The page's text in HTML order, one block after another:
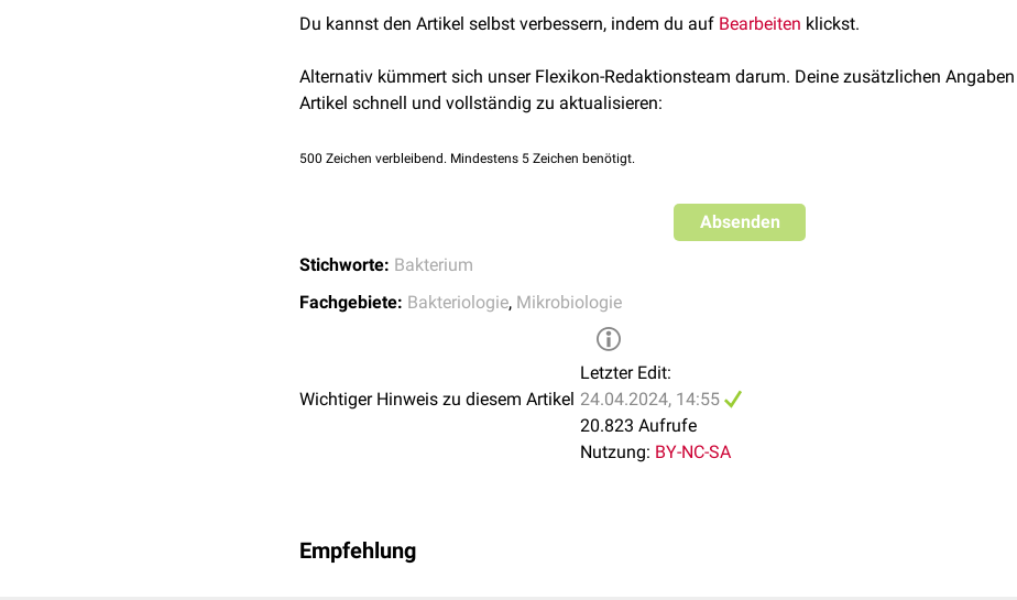
Rasmussen.Aerococci and aerococcal infections . Journal of Infection 66:467-474. 2013
Du kannst den Artikel selbst verbessern, indem du auf Bearbeiten klickst.
Alternativ kümmert sich unser Flexikon-Redaktionsteam darum. Deine zusätzlichen
Artikel schnell und vollständig zu aktualisieren:
500 Zeichen verbleibend. Mindestens 5 Zeichen benötigt.
Absenden
Stichworte: Bakterium
Fachgebiete: Bakteriologie, Mikrobiologie
Wichtiger Hinweis zu diesem Artikel
Letzter Edit:
24.04.2024, 14:55
20.823 Aufrufe
Nutzung: BY-NC-SA
Empfehlung